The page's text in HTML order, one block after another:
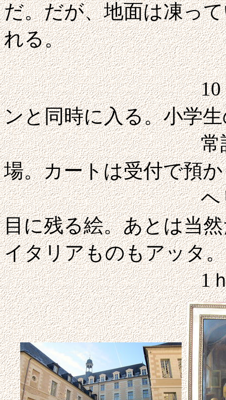
だ。だが、地面は凍っ
れる。
10：00アンジ
ンと同時に入る。小学
常設展だけで
場。カートは受付で預
ヘリット・ダ
目に残る絵。あとは当
イタリアものもアッタ
1ｈほど